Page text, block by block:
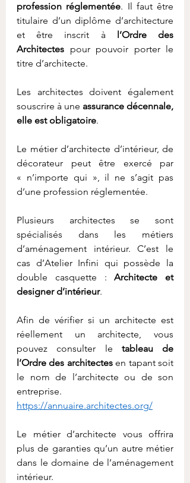
profession réglementée. Il faut être
titulaire d’un diplôme d’architecture
et être inscrit à l’Ordre des
Architectes pour pouvoir porter le
titre d’architecte.
Les architectes doivent également
souscrire à une assurance décennale,
elle est obligatoire.
Le métier d’architecte d’intérieur, de
décorateur peut être exercé par
« n’importe qui », il ne s’agit pas
d’une profession réglementée.
Plusieurs architectes se sont
spécialisés dans les métiers
d’aménagement intérieur. C’est le
cas d’Atelier Infini qui possède la
double casquette : Architecte et
designer d’intérieur.
Afin de vérifier si un architecte est
réellement un architecte, vous
pouvez consulter le tableau de
l’Ordre des architectes en tapant soit
le nom de l’architecte ou de son
entreprise.
https://annuaire.architectes.org/
Le métier d’architecte vous offrira
plus de garanties qu’un autre métier
dans le domaine de l’aménagement
intérieur.